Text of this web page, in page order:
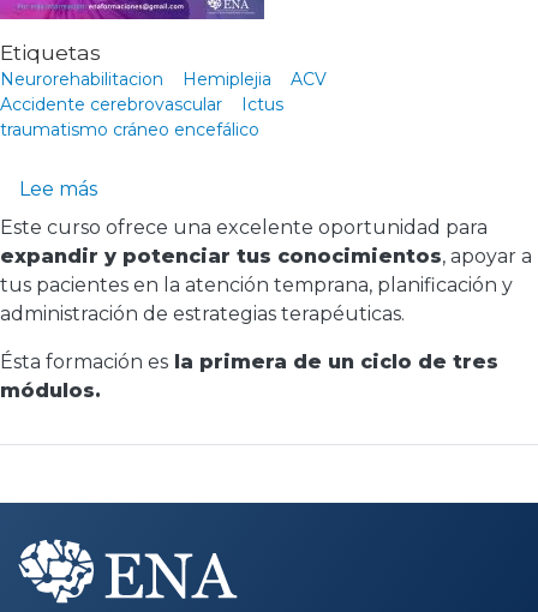
Etiquetas
Neurorehabilitacion Hemiplejia
ACV
Accidente cerebrovascular
Ictus
traumatismo cráneo encefálico
Lee mássobre Curso Neurorehabilitación; Abordaje
Este curso ofrece una excelente oportunidad para
expandir y potenciar tus conocimientos, apoyar a
tus pacientes en la atención temprana, planificación y
administración de estrategias terapéuticas.
Ésta formación es la primera de un ciclo de tres
módulos.